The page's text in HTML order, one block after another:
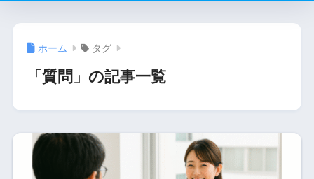
ホーム タグ
「質問」の記事一覧